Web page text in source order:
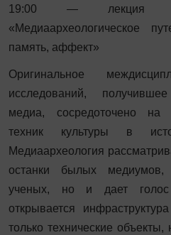
19:00 — лекция
«Медиаархеологическое
память, аффект»
Оригинальное
исследований,
медиа, сосредоточено на
техник культуры в
Медиаархеология
останки былых
ученых, но и дает
открывается
только технические